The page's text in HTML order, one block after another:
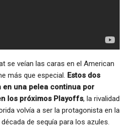
se veían las caras en el American
más que especial. Estos dos
una pelea continua por
los próximos Playoffs, la rivalidad
volvía a ser la protagonista en la
de sequía para los azules.